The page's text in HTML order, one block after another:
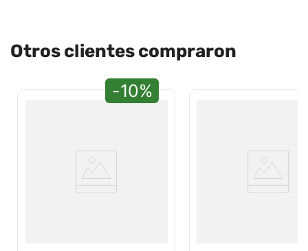
Otros clientes compraron
-10%